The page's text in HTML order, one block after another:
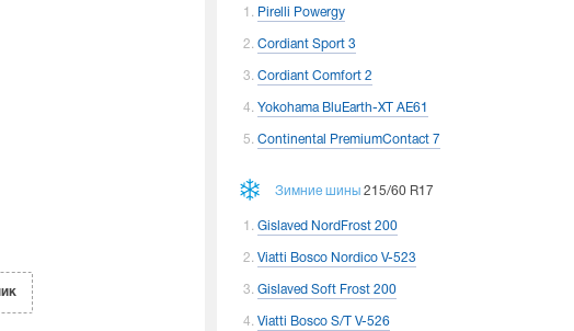
Pirelli Powergy
Cordiant Sport 3
Cordiant Comfort 2
Yokohama BluEarth-XT AE61
Continental PremiumContact 7
Зимние шины 215/60 R17
Gislaved NordFrost 200
Viatti Bosco Nordico V-523
Gislaved Soft Frost 200
Viatti Bosco S/T V-526